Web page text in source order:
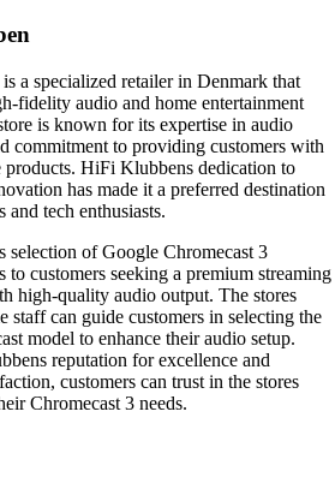
a specialized retailer in Denmark that
fidelity audio and home entertainment
is known for its expertise in audio
commitment to providing customers with
products. HiFi Klubbens dedication to
has made it a preferred destination
and tech enthusiasts.
selection of Google Chromecast 3
to customers seeking a premium streaming
high-quality audio output. The stores
staff can guide customers in selecting the
model to enhance their audio setup.
reputation for excellence and
customers can trust in the stores
Chromecast 3 needs.